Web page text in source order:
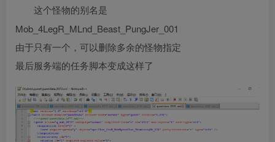
这个怪物的别名是
Mob_4LegR_MLnd_Beast_PungJer_001
由于只有一个，可以删除多余的怪物指定
最后服务端的任务脚本变成这样了